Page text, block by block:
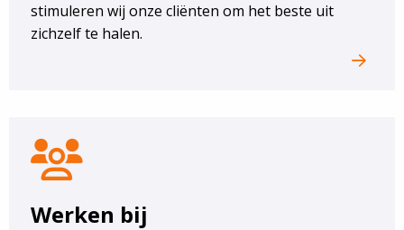
stimuleren wij onze cliënten om het beste uit
zichzelf te halen.
Werken bij